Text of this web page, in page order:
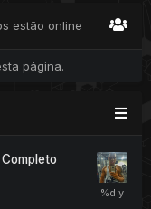
estão online
página.